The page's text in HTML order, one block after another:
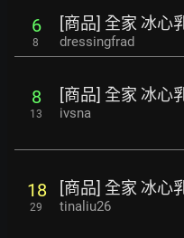
6
8
[商品] 全家 冰心
dressingfrad
8
13
[商品] 全家 冰心
ivsna
18
29
[商品] 全家 冰心
tinaliu26